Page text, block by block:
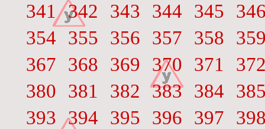
341
342 343 344 345
354
355 356 357 358
367
368 369 370 371
380
381 382 383 384
393 394 395 396 397